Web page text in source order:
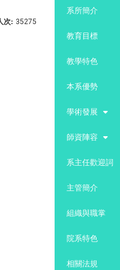
次: 35275
系所簡介
教育目標
教學特色
本系優勢
學術發展
師資陣容
系主任歡迎詞
主管簡介
組織與職掌
院系特色
相關法規